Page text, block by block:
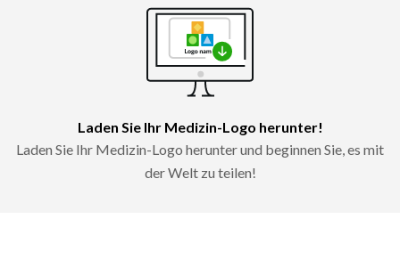
Laden Sie Ihr Medizin-Logo herunter!
Laden Sie Ihr Medizin-Logo herunter und beginnen Sie, es mit
der Welt zu teilen!